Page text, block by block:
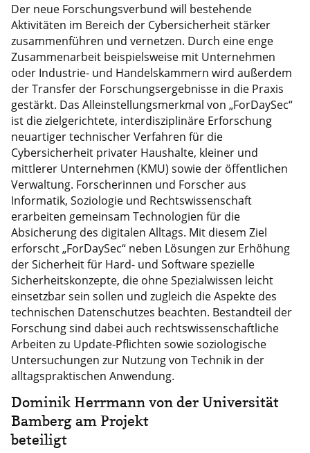
Der neue Forschungsverbund will bestehende
Aktivitäten im Bereich der Cybersicherheit stärker
zusammenführen und vernetzen. Durch eine enge
Zusammenarbeit beispielsweise mit Unternehmen
oder Industrie- und Handelskammern wird außerdem
der Transfer der Forschungsergebnisse in die Praxis
gestärkt. Das Alleinstellungsmerkmal von „ForDaySec“
ist die zielgerichtete, interdisziplinäre Erforschung
neuartiger technischer Verfahren für die
Cybersicherheit privater Haushalte, kleiner und
mittlerer Unternehmen (KMU) sowie der öffentlichen
Verwaltung. Forscherinnen und Forscher aus
Informatik, Soziologie und Rechtswissenschaft
erarbeiten gemeinsam Technologien für die
Absicherung des digitalen Alltags. Mit diesem Ziel
erforscht „ForDaySec“ neben Lösungen zur Erhöhung
der Sicherheit für Hard- und Software spezielle
Sicherheitskonzepte, die ohne Spezialwissen leicht
einsetzbar sein sollen und zugleich die Aspekte des
technischen Datenschutzes beachten. Bestandteil der
Forschung sind dabei auch rechtswissenschaftliche
Arbeiten zu Update-Pflichten sowie soziologische
Untersuchungen zur Nutzung von Technik in der
alltagspraktischen Anwendung.
Dominik Herrmann von der Universität
Bamberg am Projekt
beteiligt